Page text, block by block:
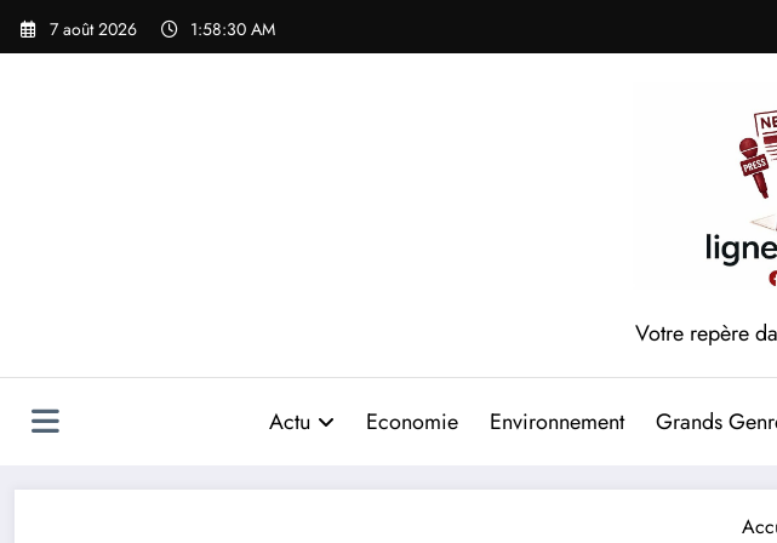
Aller
7 août 2026 1:58:30 AM
Votre repère
Actu Economie Environnement Grands